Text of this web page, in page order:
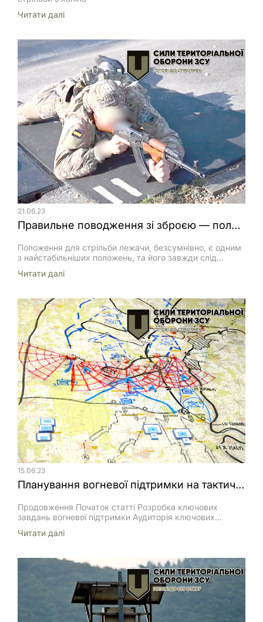
Читати далi
21.06.23
Правильне поводження зі зброєю — положення лежачі
Положення для стрільби лежачи, безсумнівно, є одним
з найстабільніших положень, та його завжди слід
використовувати для ураження цілей на великих
відстанях. Стрільба лежачи або з траншеї несе менший
або сидячи.
Читати далi
15.06.23
Планування вогневої підтримки на тактичному рівні(продовження).
Продовження Початок статті Розробка ключових
завдань вогневої підтримки Аудиторія ключових
підрозділу. Завдання ВгП дозволяють командиру
завдання, які виконують намір ВгП. Завдання ВгП
визначають розробку Додатку D. Завдання описує, які
ефекти (наприклад, затримка, порушення організації,
відволікання уваги або знищення) вогні […]
Читати далi